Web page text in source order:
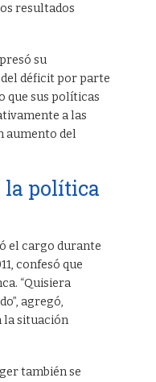
resultados
su
déficit por parte
que sus políticas
a las
aumento del
la política
el cargo durante
confesó que
“Quisiera
agregó,
la situación
también se